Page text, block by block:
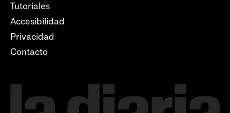
Tutoriales
Accesibilidad
Privacidad
Contacto